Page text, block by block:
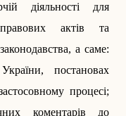
діяльності для
актів та
а саме:
постановах
процесі;
коментарів до